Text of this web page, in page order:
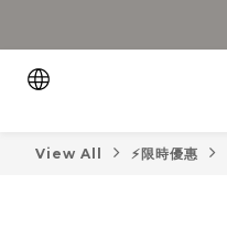
View All ⚡限時優惠